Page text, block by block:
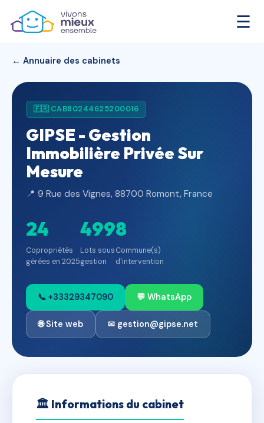
☰
← Annuaire des cabinets
🇫🇷 CAB80244625200016
GIPSE - Gestion
Immobilière Privée Sur
Mesure
📍 9 Rue des Vignes, 88700 Romont, France
24
Copropriétés
gérées en 2025
499
Lots sous
gestion
8
Commune(s)
d'intervention
📞 +33329347090 💬 WhatsApp
🌐 Site web ✉ gestion@gipse.net
🏛 Informations du cabinet